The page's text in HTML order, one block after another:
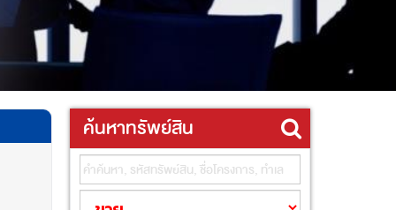
ค้นหาทรัพย์สิน